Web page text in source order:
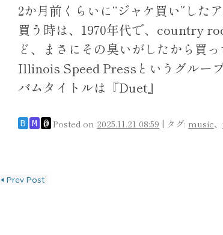
2か月前くらいに“ジャケ買い”した
買う時は、1970年代で、country
ど、まさにその臭いがしたから買っ
Illinois Speed Pressというグルー
バムタイトルは『Duet』
B M @ Posted on 2025.11.21 08:59 | タグ: music、
投稿ナビゲーション
◀ Prev Post